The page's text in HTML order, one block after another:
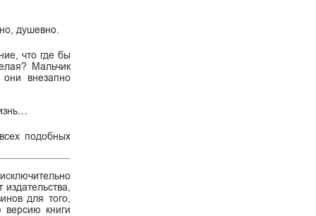
душевно.
что где бы
Мальчик
внезапно
подобных
для того,
версию книги